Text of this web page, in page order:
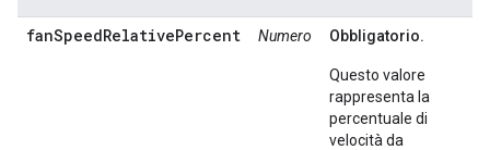
fanSpeedRelativePercent Numero Obbligatorio.
Questo valore
rappresenta la
percentuale di
velocità da